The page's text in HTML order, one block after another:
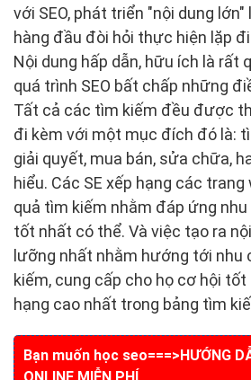
với SEO, phát triển "nội dung
hàng đầu đòi hỏi thực hiện lặp
Nội dung hấp dẫn, hữu ích là rất
quá trình SEO bất chấp những
Tất cả các tìm kiếm đều được
đi kèm với một mục đích đó là:
giải quyết, mua bán, sửa chữa,
hiểu. Các SE xếp hạng các
quả tìm kiếm nhằm đáp ứng
tốt nhất có thể. Và việc tạo ra
lưỡng nhất nhằm hướng tới nhu
kiếm, cung cấp cho họ cơ hội
hạng cao nhất trong bảng tìm
Bạn muốn học seo===>HƯỚNG